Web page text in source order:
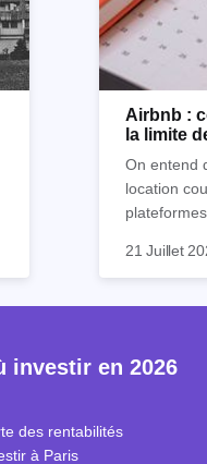
Airbnb :
la limite
On entend
location
idées
Je vais
entendu)
encore ne
d’autres
21 Juillet
investir en 2026
des rentabilités
à Paris